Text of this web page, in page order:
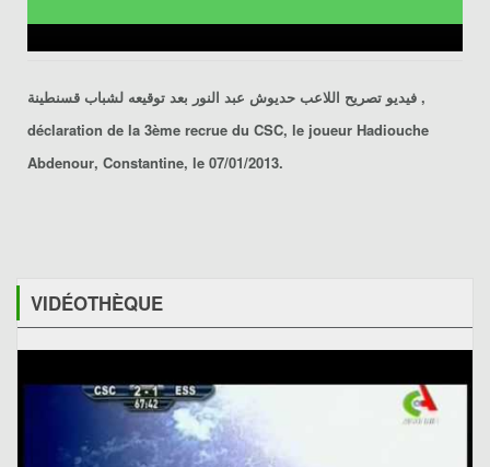
فيديو تصريح اللاعب حديوش عبد النور بعد توقيعه لشباب قسنطينة
,
déclaration de la 3ème recrue du CSC, le joueur Hadiouche
Abdenour, Constantine, le 07/01/2013.
VIDÉOTHÈQUE